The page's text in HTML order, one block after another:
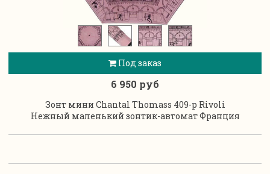
Под заказ
6 950 руб
Зонт мини Chantal Thomass 409-p Rivoli
Нежный маленький зонтик-автомат Франция